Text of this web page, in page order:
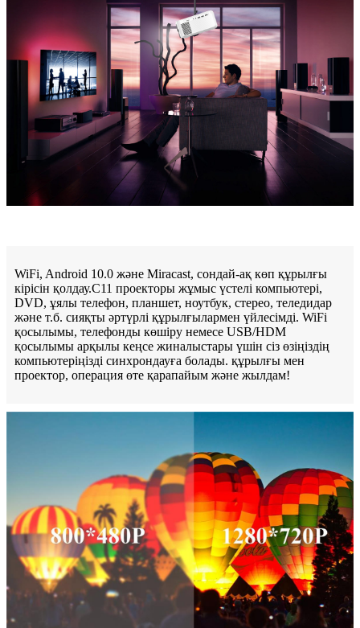
WiFi, Android 10.0 және Miracast, сондай-ақ көп құрылғы
кірісін қолдау.C11 проекторы жұмыс үстелі компьютері,
DVD, ұялы телефон, планшет, ноутбук, стерео, теледидар
және т.б. сияқты әртүрлі құрылғылармен үйлесімді. WiFi
қосылымы, телефонды көшіру немесе USB/HDM
қосылымы арқылы кеңсе жиналыстары үшін сіз өзіңіздің
компьютеріңізді синхрондауға болады. құрылғы мен
проектор, операция өте қарапайым және жылдам!